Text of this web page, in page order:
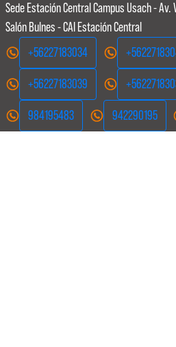
Sede Estación Central Campus Usach - Av.
Salón Bulnes - CAI Estación Central
+56227183034
+56227183039
984195483 942290195